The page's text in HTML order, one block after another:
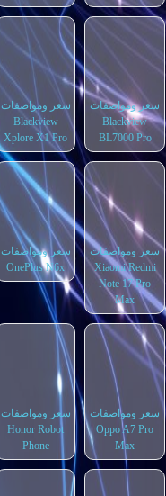
سعر ومواصفات
Blackview
BL7000 Pro
سعر ومواصفات
Blackview
Xplore X1 Pro
سعر ومواصفات
Xiaomi Redmi
Note 17 Pro
Max
سعر ومواصفات
OnePlus N6x
سعر ومواصفات
Oppo A7 Pro
Max
سعر ومواصفات
Honor Robot
Phone